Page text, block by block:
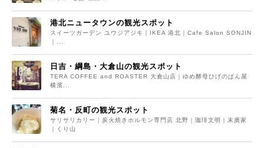
港北ニュータウンの観光スポット
スイーツガーデン ユウジアジキ｜IKEA 港北｜Cafe Salon SONJIN
｜...
日吉・綱島・大倉山の観光スポット
TERA COFFEE and ROASTER 大倉山店｜ゆめ酵母ひげのぱん屋
横濱...
菊名・反町の観光スポット
サリサリカリー｜炭火焼きホルモン専門店 北野｜珈琲文明｜末廣家
｜くり山